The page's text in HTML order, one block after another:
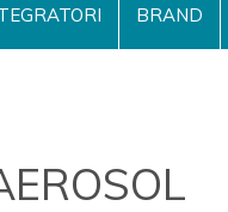
BRAND